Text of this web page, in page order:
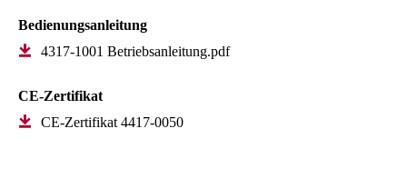
Bedienungsanleitung
4317-1001 Betriebsanleitung.pdf
CE-Zertifikat
CE-Zertifikat 4417-0050